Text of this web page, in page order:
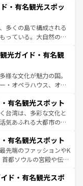
を参照してほしい。
ピング、エンターテイ
トだ。一方、アメリカ
キャニオンやイエロー
能できる。さらに、南
地域で異なる魅力を楽
史を感じることができ
車の旅も、アメリカ
カ
しい。
・有名観光スポッ
多くの島で構成される
っている。大自然の神
観光地といえばオアフ
ウイ島やカウアイ島が
く海をはじめ、豊かな
ハスピリット」と呼ば
ワイアンミュージッ
てがハワイの魅力を彩
と感動が待っているハ
。
光ガイド・有名観
様な文化が魅力の国。
・オペラハウス、オー
ウルル（エアーズロッ
ケアンズの熱帯雨林な
フェやワイン、オージ
り、サーフィンやダイ
ア好きにはたまらな
存分に味わいつくそ
有名観光スポット
台湾は、多彩な文化と
気あふれる大都市の台
東部など、都市の喧騒
れる人に新しい発見と
深い台湾の食文化も魅
バラエティ豊かな料理
有名観光スポット
先端のファッションやK
都ソウルの宮殿や伝統
自然美を楽しむことが
ド・有名観光スポ